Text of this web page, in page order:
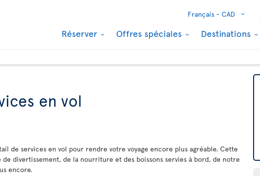
Français - CAD
Réserver Offres spéciales Destinations
en vol
de services en vol pour rendre votre voyage encore plus agréable. Cette
divertissement, de la nourriture et des boissons servies à bord, de notre
encore.